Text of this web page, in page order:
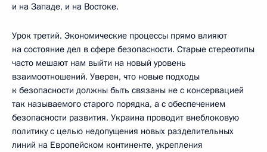
и на Западе, и на Востоке.
Урок третий. Экономические процессы прямо влияют
на состояние дел в сфере безопасности. Старые стереотипы
часто мешают нам выйти на новый уровень
взаимоотношений. Уверен, что новые подходы
к безопасности должны быть связаны не с консервацией
так называемого старого порядка, а с обеспечением
безопасности развития. Украина проводит внеблоковую
политику с целью недопущения новых разделительных
линий на Европейском континенте, укрепления